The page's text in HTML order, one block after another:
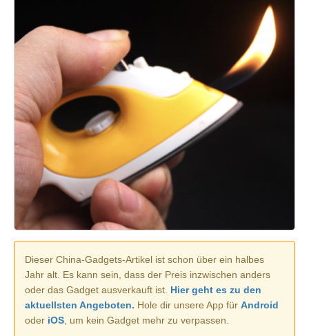
Dieser China-Gadgets-Artikel ist schon über ein halbes
Jahr alt. Es kann sein, dass der Preis inzwischen anders
oder das Gadget ausverkauft ist. Hier geht es zu den
aktuellsten Angeboten. Hole dir unsere App für Android
oder iOS , um kein Gadget mehr zu verpassen.